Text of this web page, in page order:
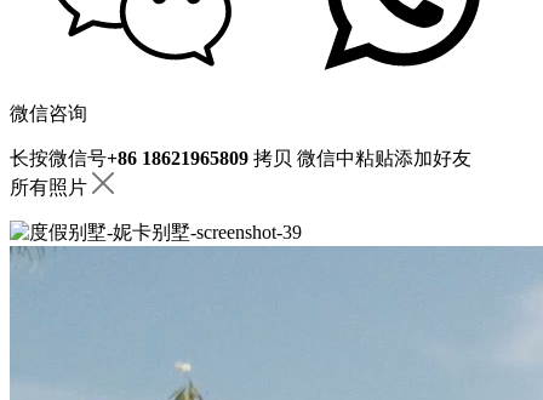
微信咨询
长按微信号+86 18621965809 拷贝 微信中粘贴添加好友
所有照片